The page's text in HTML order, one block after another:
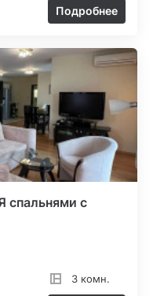
Подробнее
спальнями с
3 комн.